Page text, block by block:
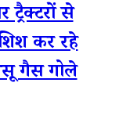
से
कर रहे
गैस गोले